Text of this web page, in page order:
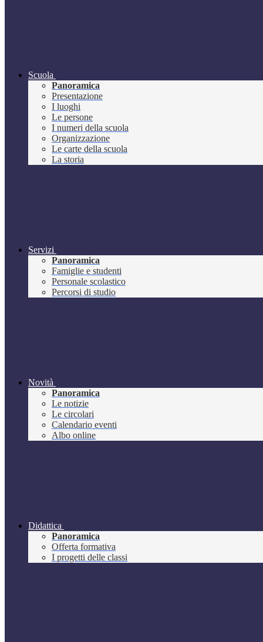
Scuola
Panoramica
Presentazione
I luoghi
Le persone
I numeri della scuola
Organizzazione
Le carte della scuola
La storia
Servizi
Panoramica
Famiglie e studenti
Personale scolastico
Percorsi di studio
Novità
Panoramica
Le notizie
Le circolari
Calendario eventi
Albo online
Didattica
Panoramica
Offerta formativa
I progetti delle classi